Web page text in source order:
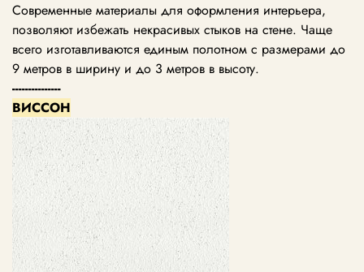
Современные материалы для оформления интерьера,
позволяют избежать некрасивых стыков на стене. Чаще
всего изготавливаются единым полотном с размерами до
9 метров в ширину и до 3 метров в высоту.
---------------
ВИССОН